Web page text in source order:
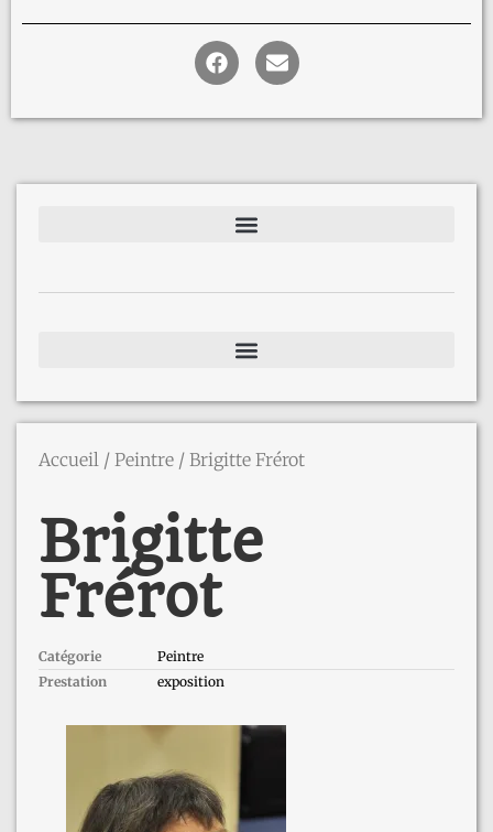
Accueil / Peintre / Brigitte Frérot
Brigitte
Frérot
Catégorie
Peintre
Prestation
exposition